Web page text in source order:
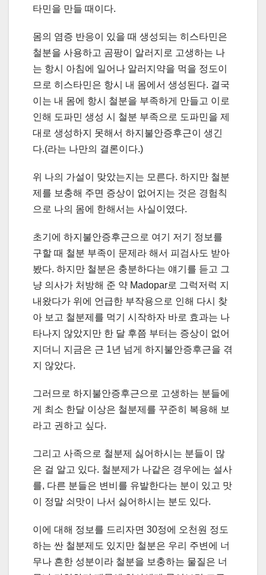
타민을 만들 때이다.
몸의 염증 반응이 있을 때 생성되는 히스타민은
철분을 사용하고 곰팡이 알러지로 고생하는 나
는 항시 아침에 일어나 알러지약을 먹을 정도이
므로 히스타민은 항시 내 몸에서 생성된다. 결국
이는 내 몸에 항시 철분을 부족하게 만들고 이로
인해 도파민 생성 시 철분 부족으로 도파민을 제
대로 생성하지 못해서 하지불안증후근이 생긴
다.(라는 나만의 결론이다.)
위 나의 가설이 맞았는지는 모른다. 하지만 철분
제를 보충해 주면 증상이 없어지는 것은 경험칙
으로 나의 몸에 한해서는 사실이였다.
초기에 하지불안증후근으로 여기 저기 정보를
구할 때 철분 부족이 문제라 해서 피검사도 받아
봤다. 하지만 철분은 충분하다는 얘기를 듣고 그
냥 의사가 처방해 준 약 Madopar로 그럭저럭 지
내왔다가 위에 언급한 부작용으로 인해 다시 찾
아 보고 철분제를 먹기 시작하자 바로 효과는 나
타나지 않았지만 한 달 후쯤 부터는 증상이 없어
지더니 지금은 근 1년 넘게 하지불안증후근을 겪
지 않았다.
그러므로 하지불안증후근으로 고생하는 분들에
게 최소 한달 이상은 철분제를 꾸준히 복용해 보
라고 권하고 싶다.
그리고 사족으로 철분제 싫어하시는 분들이 많
은 걸 알고 있다. 철분제가 나같은 경우에는 설사
를, 다른 분들은 변비를 유발한다는 분이 있고 맛
이 정말 쇠맛이 나서 싫어하시는 분도 있다.
이에 대해 정보를 드리자면 30정에 오천원 정도
하는 싼 철분제도 있지만 철분은 우리 주변에 너
무나 흔한 성분이라 철분을 보충하는 물질은 너